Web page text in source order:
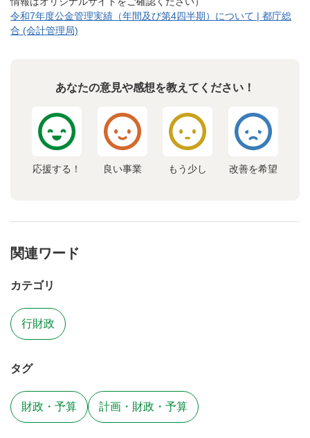
令和7年度公金管理実績（年間及び第4四半期）について | 都庁総
合 (会計管理局)
あなたの意見や感想を教えてください！
応援する！ 良い事業 もう少し 改善を希望
関連ワード
カテゴリ
行財政
タグ
財政・予算 計画・財政・予算